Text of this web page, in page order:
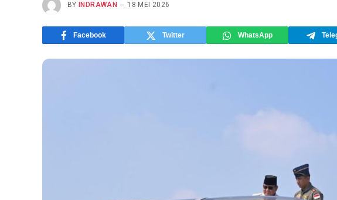
BY INDRAWAN 18 MEI 2026
Facebook Twitter WhatsApp